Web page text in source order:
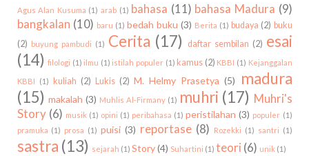
Agus Alan Kusuma (1) arab (1) bahasa (11) bahasa Madura (9)
bangkalan (10) baru (1) bedah buku (3) Berita (1) budaya (2) buku
(2) buyung pambudi (1) Cerita (17) daftar sembilan (2) esai
(14) filologi (1) ilmu (1) istilah populer (1) kamus (2) KBBI (1) Kejanggalan
KBBI (1) kuliah (2) Lukis (2) M. Helmy Prasetya (5)
madura
(15) makalah (3) Muhlis Al-Firmany (1) muhri (17) Muhri's
Story (6) musik (1) opini (1) peribahasa (1) peristilahan (3) populer (1)
pramuka (1) prosa (1) puisi (3) reportase (8) Rozekki (1) santri (1)
sastra (13) sejarah (1) Story (4) Suhartini (1) teori (6) unik (1)